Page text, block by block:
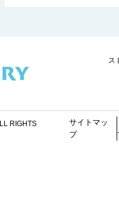
ス
RIGHTS
サイトマッ
プ